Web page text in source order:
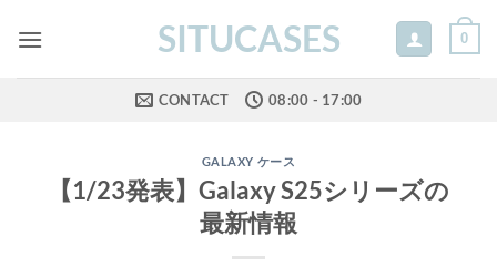
SITUCASES 0
CONTACT 08:00 - 17:00
GALAXY ケース
【1/23発表】Galaxy S25シリーズの
最新情報